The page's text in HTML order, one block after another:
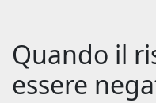
Quando il
essere